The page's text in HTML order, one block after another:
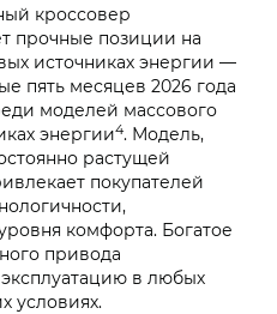
кроссовер
прочные позиции на
источниках энергии —
пять месяцев 2026 года
моделей массового
энергии4. Модель,
растущей
покупателей
комфорта. Богатое
привода
в любых
условиях.